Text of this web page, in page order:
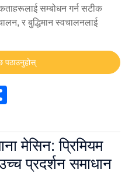
सम्बोधन गर्न सटीक
र बुद्धिमान स्वचालनलाई
पठाउनुहोस्
मेसिन: प्रिमियम
प्रदर्शन समाधान